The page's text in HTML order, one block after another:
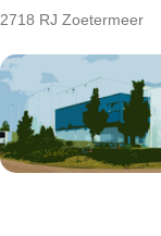
2718 RJ Zoetermeer